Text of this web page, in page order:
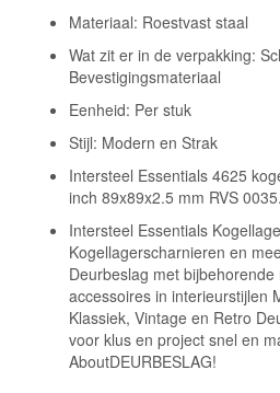
Materiaal: Roestvast staal
Wat zit er in de verpakking:
Bevestigingsmateriaal
Eenheid: Per stuk
Stijl: Modern en Strak
Intersteel Essentials 4625
inch 89x89x2.5 mm RVS
Intersteel Essentials
Kogellagerscharnieren en
Deurbeslag met
accessoires in interieurstijlen
Klassiek, Vintage en Retro
voor klus en project snel en
AboutDEURBESLAG!